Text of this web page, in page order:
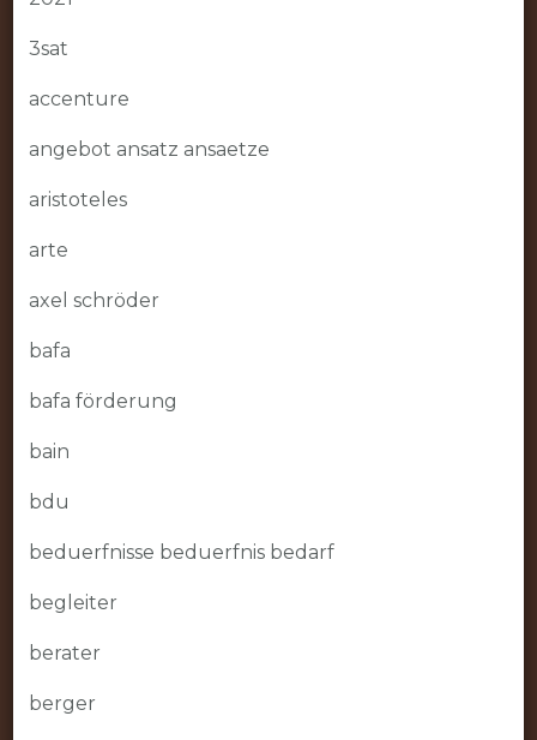
3sat
accenture
angebot ansatz ansaetze
aristoteles
arte
axel schröder
bafa
bafa förderung
bain
bdu
beduerfnisse beduerfnis bedarf
begleiter
berater
berger